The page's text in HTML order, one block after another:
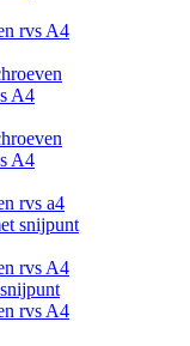
rvs A4
A4
A4
rvs a4
snijpunt
rvs A4
rvs A4